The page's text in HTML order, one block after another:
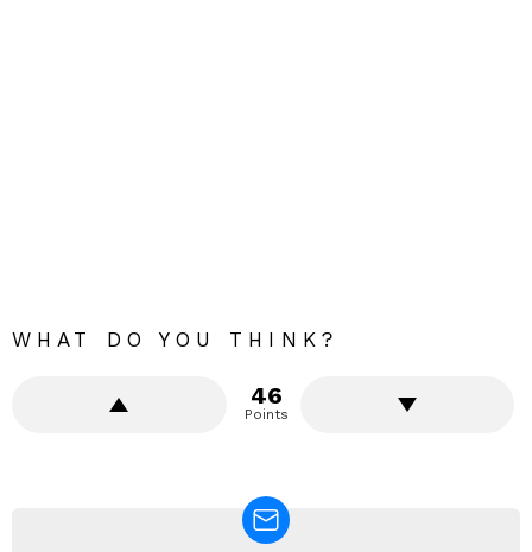
WHAT DO YOU THINK?
46
Points